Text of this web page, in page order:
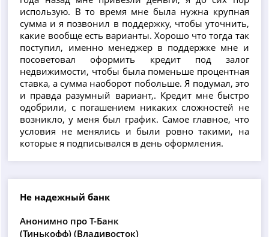
использую. В то время мне была нужна крупная
сумма и я позвонил в поддержку, чтобы уточнить,
какие вообще есть варианты. Хорошо что тогда так
поступил, именно менеджер в поддержке мне и
посоветовал оформить кредит под залог
недвижимости, чтобы была поменьше процентная
ставка, а сумма наоборот побольше. Я подумал, это
и правда разумный вариант,. Кредит мне быстро
одобрили, с погашением никаких сложностей не
возникло, у меня был график. Самое главное, что
условия не менялись и были ровно такими, на
которые я подписывался в день оформления.
Не надежный банк
Анонимно про Т-Банк
(Тинькофф) (Владивосток)